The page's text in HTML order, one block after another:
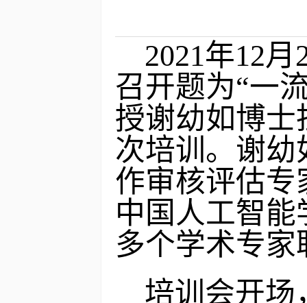
2021年12
召开题为“一
授谢幼如博士
次培训。谢
作审核评估专
中国人工智
多个学术专家
培训会开场